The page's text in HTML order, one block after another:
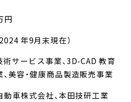
円
年9月末現在）
術サービス事業、3D-CAD 教育
美容・健康商品製造販売事業
車株式会社、本田技研工業